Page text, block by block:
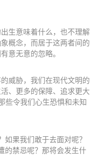
生意味着什么，也不理解
概念，而居于这两者间的
意无意的忽略。
威胁，我们在现代文明的
、更多的保障、追求更大
些令我们心生恐惧和未知
果我们敢于去面对呢？
的禁忌呢？那将会发生什